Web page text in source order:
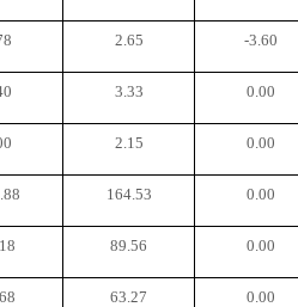
2.65 -3.60
3.33 0.00
2.15 0.00
164.53 0.00
89.56 0.00
63.27 0.00